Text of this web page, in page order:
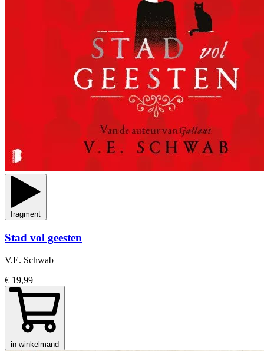
fragment
Stad vol geesten
V.E. Schwab
€ 19,99
in winkelmand